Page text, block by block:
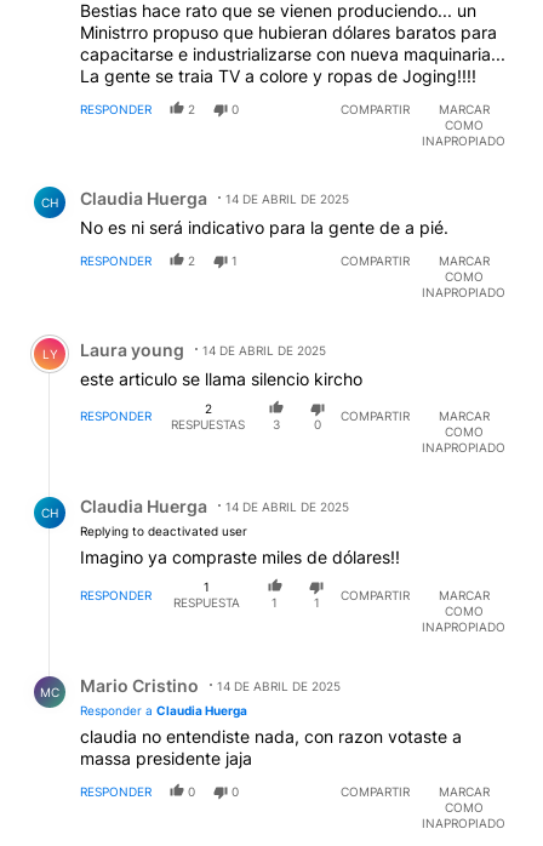
Bestias hace rato que se vienen produciendo... un
Ministrro propuso que hubieran dólares baratos para
capacitarse e industrializarse con nueva maquinaria...
La gente se traia TV a colore y ropas de Joging!!!!
RESPONDER 2 0 COMPARTIR
MARCAR
COMO
INAPROPIADO
CH Claudia Huerga 14 DE ABRIL DE 2025
No es ni será indicativo para la gente de a pié.
RESPONDER 2 1 COMPARTIR
MARCAR
COMO
INAPROPIADO
Comentario de Laura young.
LY Laura young 14 DE ABRIL DE 2025
este articulo se llama silencio kircho
RESPONDER
2
RESPUESTAS
3 0
COMPARTIR
MARCAR
COMO
INAPROPIADO
CH Claudia Huerga
14 DE ABRIL DE 2025
Replying to deactivated user
Imagino ya compraste miles de dólares!!
RESPONDER
1
RESPUESTA
1 1
COMPARTIR
MARCAR
COMO
INAPROPIADO
MC Mario Cristino
14 DE ABRIL DE 2025
Responder a Claudia Huerga
claudia no entendiste nada, con razon votaste a
massa presidente jaja
RESPONDER 0 0 COMPARTIR
MARCAR
COMO
INAPROPIADO